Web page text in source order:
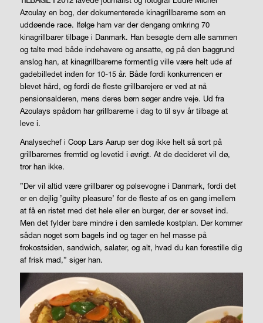
Azoulay en bog, der dokumenterede kinagrillbarerne som en
uddøende race. Ifølge ham var der dengang omkring 70
kinagrillbarer tilbage i Danmark. Han besøgte dem alle sammen
og talte med både indehavere og ansatte, og på den baggrund
anslog han, at kinagrillbarerne formentlig ville være helt ude af
gadebilledet inden for 10-15 år. Både fordi konkurrencen er
blevet hård, og fordi de fleste grillbarejere er ved at nå
pensionsalderen, mens deres børn søger andre veje. Ud fra
Azoulays spådom har grillbarerne i dag to til syv år tilbage at
leve i.
Analysechef i Coop Lars Aarup ser dog ikke helt så sort på
grillbarernes fremtid og levetid i øvrigt. At de decideret vil dø,
tror han ikke.
”Der vil altid være grillbarer og pølsevogne i Danmark, fordi det
er en dejlig ’guilty pleasure’ for de fleste af os en gang imellem
at få en ristet med det hele eller en burger, der er sovset ind.
Men det fylder bare mindre i den samlede kostplan. Der kommer
sådan noget som bagels ind og tager en hel masse på
frokostsiden, sandwich, salater, og alt, hvad du kan forestille dig
af frisk mad,” siger han.